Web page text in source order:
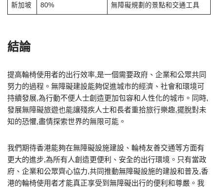
新加坡 80% 無障礙規劃的景點和交通工具
結論
提高輪椅使用者的出行效率,是一個需要政府、企業和公眾共同
努力的過程。無障礙建設能夠促進城市的經濟、社會和環境可
持續發展,為行動不便人士創造更加包容和人性化的城市。同時,
發展無障礙旅遊也能讓殘疾人士和長者重拾旅行樂趣,擺脫對未
知的恐懼,盡情探索世界的無限可能。
我們期待香港能夠在無障礙設施建設、輪椅友善交通等方面有
更大的進步,為所有人創造更便利、安全的出行環境。只有當政
府、企業和公眾齊心協力,共同推動無障礙設施的建設和普及,香
港的輪椅使用者才能真正享受到無障礙出行的便利和尊嚴。我